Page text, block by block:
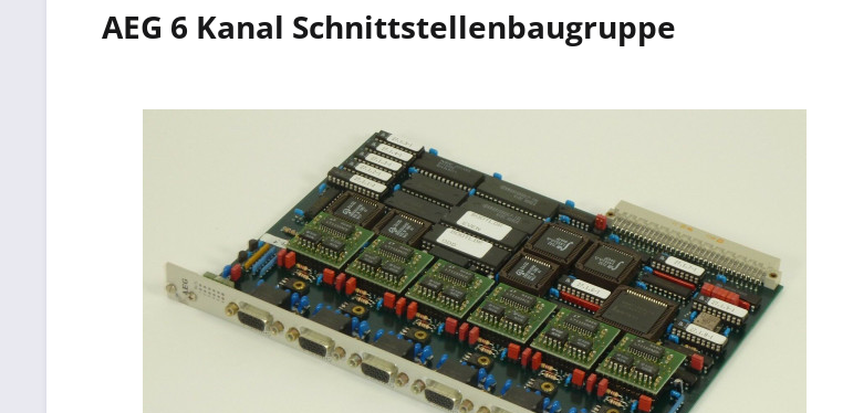
AEG 6 Kanal Schnittstellenbaugruppe